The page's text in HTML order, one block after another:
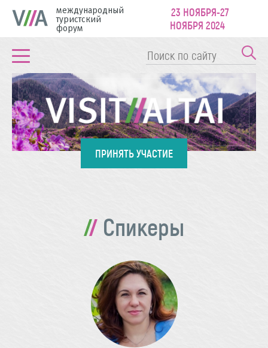
международный
туристский
форум
23 НОЯБРЯ-27
НОЯБРЯ 2024
ПРИНЯТЬ УЧАСТИЕ
Спикеры